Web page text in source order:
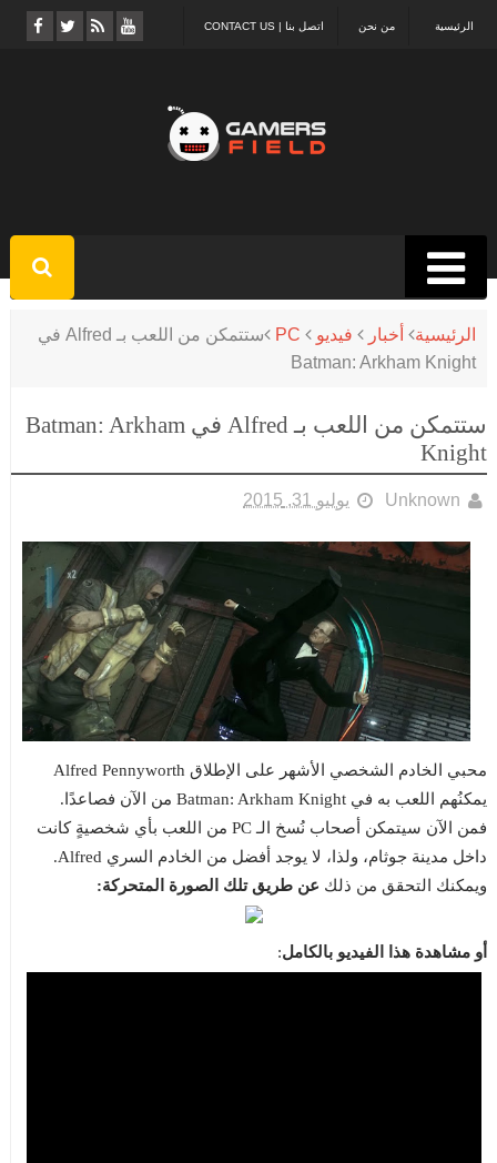
اتصل بنا | CONTACT US من نحن الرئيسية
الرئيسية أخبار فيديو PC
ستتمكن من اللعب بـ Alfred في
Batman: Arkham Knight
ستتمكن من اللعب بـ Alfred في Batman: Arkham
Knight
Unknown يوليو 31, 2015
محبي الخادم الشخصي الأشهر على الإطلاق Alfred Pennyworth
يمكنُهم اللعب به في Batman: Arkham Knight من الآن فصاعدًا.
فمن الآن سيتمكن أصحاب نُسخ الـ PC من اللعب بأي شخصيةٍ كانت
داخل مدينة جوثام، ولذا، لا يوجد أفضل من الخادم السري Alfred.
ويمكنك التحقق من ذلك عن طريق تلك الصورة المتحركة:
أو مشاهدة هذا الفيديو بالكامل: